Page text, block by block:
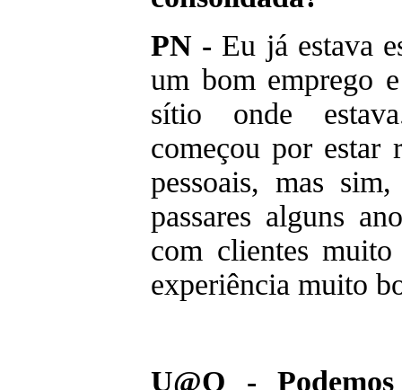
PN - Eu já estava
um bom emprego
sítio onde
começou por estar
pessoais, mas
passares alguns
com clientes
experiência muito
U@O -